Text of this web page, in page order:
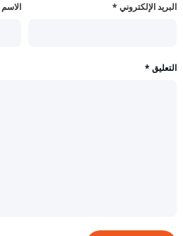
الاسم البريد الإلكتروني *
التعليق *